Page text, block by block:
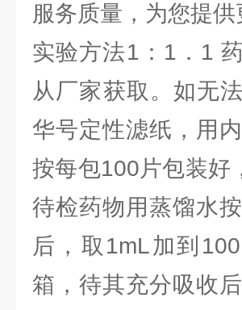
服务质量，为您提
实验方法1：1．1
从厂家获取。如无
华号定性滤纸，用
按每包100片包装好
待检药物用蒸馏水
后，取1mL加到
箱，待其充分吸收